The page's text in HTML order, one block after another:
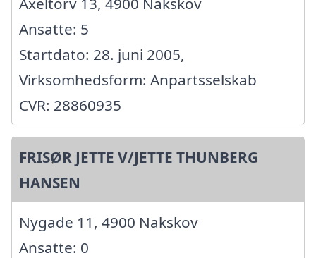
Ansatte: 5
Startdato: 28. juni 2005,
Virksomhedsform: Anpartsselskab
CVR: 28860935
FRISØR JETTE V/JETTE THUNBERG
HANSEN
Nygade 11, 4900 Nakskov
Ansatte: 0